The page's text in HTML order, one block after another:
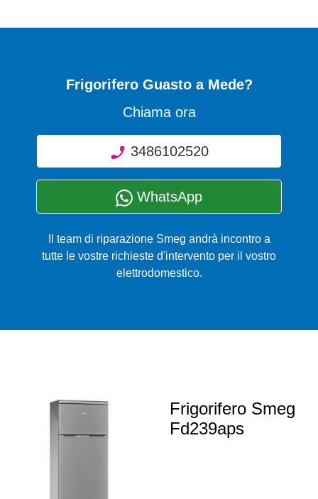
Frigorifero Guastoa Mede?
Chiama ora
3486102520
WhatsApp
Il team di riparazione Smeg andrà incontro a
tutte le vostre richieste d'intervento per il vostro
elettrodomestico.
Frigorifero Smeg
Fd239aps